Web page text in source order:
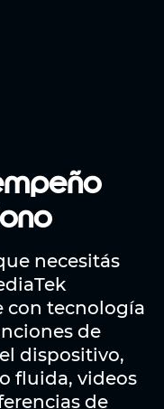
necesitás
con tecnología
de
dispositivo,
fluida, videos
de